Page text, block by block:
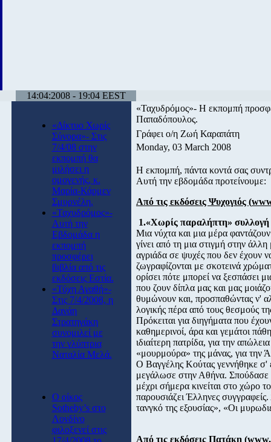
14:04:2008 - 19:04 EEST
«Δίκτυο Χωρίς
Σύνορα»- Στις
7/4/08 στην
εκπομπή θα
μιλήσει η
ομογενής, κ.
Μαρία-Κάρμεν
Σμυρνέλη.
«Ταχυδρόμος»-
Αυτή την
Εβδομάδα η
εκπομπή
προσφέρει
βιβλία από τις
εκδόσεις Εστία.
«Τύχη Αγαθή»-
Στις 7/4/2008, η
Δανάη
Στρατηγάκη
συνομιλεί με
την γλύπτρια
Ναταλία Μελά.
O οίκος
Sotheby’s στο
Λονδίνο
φιλοξενεί στις
«Ταχυδρόμος»- Η εκπομπή
Παπαδόπουλος.
Γράφει ο/η Ζωή Καραπάτη
Monday, 03 March 2008
Η εκπομπή, πάντα κοντά σας
Αυτή την εβδομάδα προτείνουμε:
Από τις εκδόσεις Ψυχογιός (
1.«Χωρίς παραλήπτη»
Μια νύχτα και μια μέρα
γίνει από τη μια στιγμή στην
αγριάδα σε ψυχές που δεν έχουν
ζωγραφίζονται με σκοτεινά
ορίσει πότε μπορεί να ξεσπάσει
που ζουν δίπλα μας και μας
θυμώνουν και, προσπαθώντας ν'
λογικής πέρα από τους θεσμούς
Πρόκειται για διηγήματα που
καθημερινοί, άρα και γεμάτοι
ιδιαίτερη πατρίδα, για την
«μουρμούρα» της μάνας, για την
Ο Βαγγέλης Κούτας γεννήθηκε σ'
μεγάλωσε στην Αθήνα. Σπούδασε
μέχρι σήμερα κινείται στο χώρο
παρουσιάζει Έλληνες
τανγκό της εξουσίας», «Οι
Από τις εκδόσεις Πατάκη (